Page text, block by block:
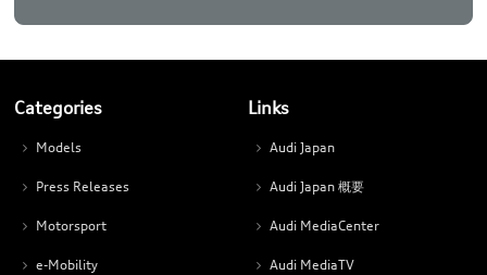
Categories
Models
Press Releases
Motorsport
e-Mobility
Links
Audi Japan
Audi Japan 概要
Audi MediaCenter
Audi MediaTV